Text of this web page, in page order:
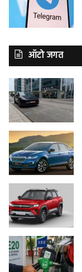
ऑटो जगत